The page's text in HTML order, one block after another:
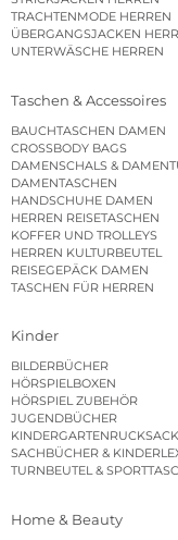
TRACHTENMODE HERREN
ÜBERGANGSJACKEN
UNTERWÄSCHE HERREN
Taschen & Accessoires
BAUCHTASCHEN DAMEN
CROSSBODY BAGS
DAMENSCHALS &
DAMENTASCHEN
HANDSCHUHE DAMEN
HERREN REISETASCHEN
KOFFER UND TROLLEYS
HERREN KULTURBEUTEL
REISEGEPÄCK DAMEN
TASCHEN FÜR HERREN
Kinder
BILDERBÜCHER
HÖRSPIELBOXEN
HÖRSPIEL ZUBEHÖR
JUGENDBÜCHER
SACHBÜCHER &
TURNBEUTEL &
Home & Beauty